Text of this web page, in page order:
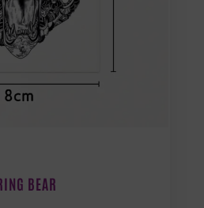
BEAR